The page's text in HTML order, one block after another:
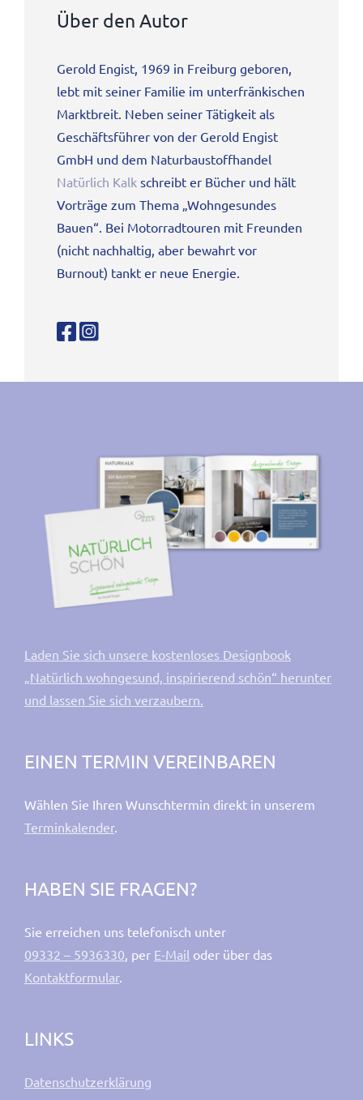
Über den Autor
Gerold Engist, 1969 in Freiburg geboren,
lebt mit seiner Familie im unterfränkischen
Marktbreit. Neben seiner Tätigkeit als
Geschäftsführer von der Gerold Engist
GmbH und dem Naturbaustoffhandel
Natürlich Kalk schreibt er Bücher und hält
Vorträge zum Thema „Wohngesundes
Bauen“. Bei Motorradtouren mit Freunden
(nicht nachhaltig, aber bewahrt vor
Burnout) tankt er neue Energie.
Laden Sie sich unsere kostenloses Designbook
„Natürlich wohngesund, inspirierend schön“ herunter
und lassen Sie sich verzaubern.
EINEN TERMIN VEREINBAREN
Wählen Sie Ihren Wunschtermin direkt in unserem
Terminkalender.
HABEN SIE FRAGEN?
Sie erreichen uns telefonisch unter
09332 – 5936330, per E-Mail oder über das
Kontaktformular.
LINKS
Datenschutzerklärung